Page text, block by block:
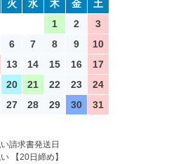
火 水 木 金
土
1
2
3
6 7 8 9
10
13 14 15 16
17
20 21 22 23
24
27 28 29 30 31
請求書発送日
【20日締め】